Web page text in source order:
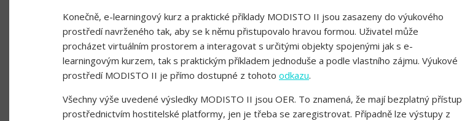
Konečně, e-learningový kurz a praktické příklady MODISTO II jsou zasazeny do výukového
prostředí navrženého tak, aby se k němu přistupovalo hravou formou. Uživatel může
procházet virtuálním prostorem a interagovat s určitými objekty spojenými jak s e-
learningovým kurzem, tak s praktickým příkladem jednoduše a podle vlastního zájmu. Výukové
prostředí MODISTO II je přímo dostupné z tohoto odkazu.
Všechny výše uvedené výsledky MODISTO II jsou OER. To znamená, že mají bezplatný přístup
prostřednictvím hostitelské platformy, jen je třeba se zaregistrovat. Případně lze výstupy z